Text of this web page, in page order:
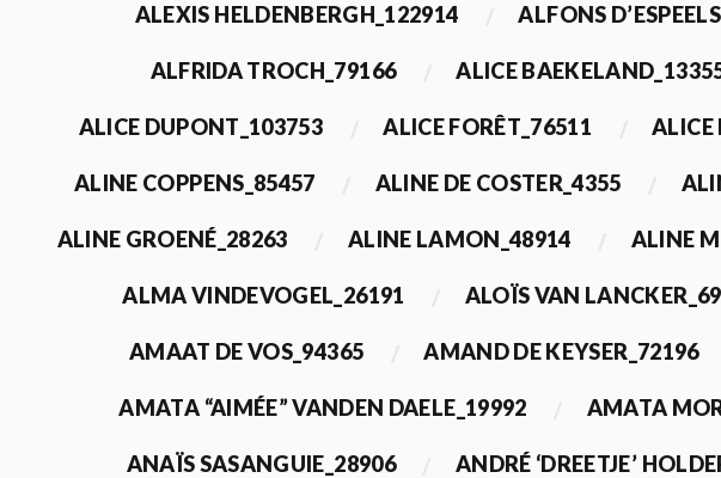
ALEXIS HELDENBERGH_122914 ALFONS
ALFRIDA TROCH_79166 ALICE
ALICE DUPONT_103753 ALICE FORÊT_76511 ALICE
ALINE COPPENS_85457 ALINE DE COSTER_4355
ALINE GROENÉ_28263 ALINE LAMON_48914 ALINE
ALMA VINDEVOGEL_26191 ALOÏS VAN
AMAAT DE VOS_94365 AMAND DE KEYSER_72196
AMATA “AIMÉE” VANDEN DAELE_19992 AMATA
ANAÏS SASANGUIE_28906 ANDRÉ ‘DREETJE’